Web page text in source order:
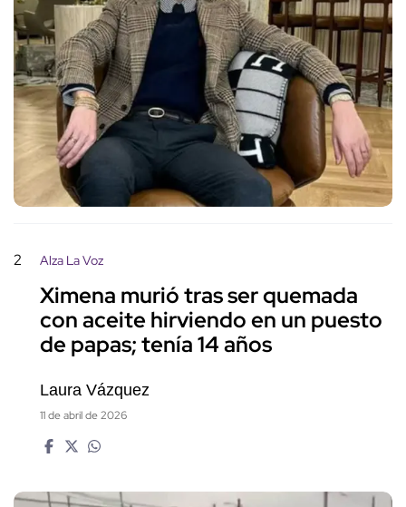
2 Alza La Voz
Ximena murió tras ser quemada
con aceite hirviendo en un puesto
de papas; tenía 14 años
Laura Vázquez
11 de abril de 2026